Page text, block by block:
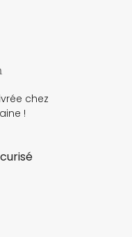
chez
!